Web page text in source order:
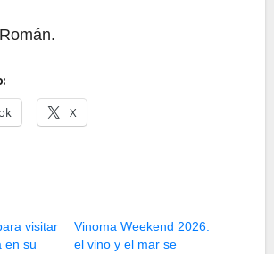
X
visitar
en su
Vinoma Weekend 2026:
el vino y el mar se